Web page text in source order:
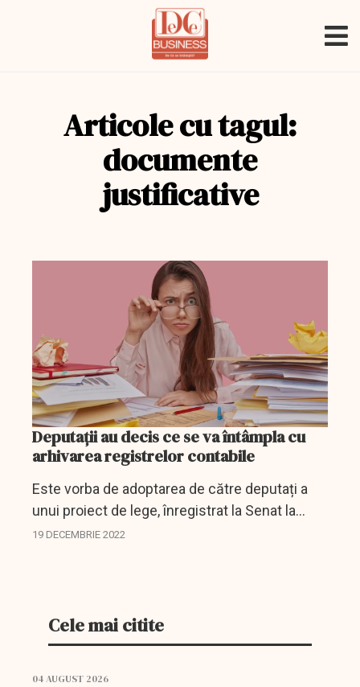
Articole cu tagul:
documente
justificative
Deputații au decis ce se va întâmpla cu
arhivarea registrelor contabile
Este vorba de adoptarea de către deputați a
unui proiect de lege, înregistrat la Senat la
sfârșitul lunii iunie anul curent și intrat în
19 DECEMBRIE 2022
Cele mai citite
04 AUGUST 2026